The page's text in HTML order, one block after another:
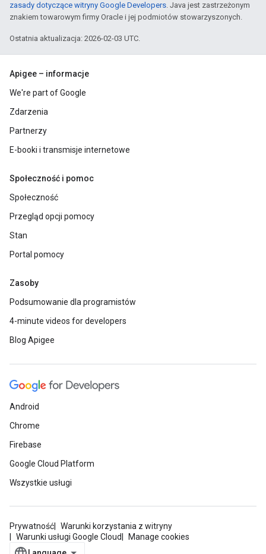
zasady dotyczące witryny Google Developers. Java jest zastrzeżonym
znakiem towarowym firmy Oracle i jej podmiotów stowarzyszonych.
Ostatnia aktualizacja: 2026-02-03 UTC.
Apigee – informacje
We're part of Google
Zdarzenia
Partnerzy
E-booki i transmisje internetowe
Społeczność i pomoc
Społeczność
Przegląd opcji pomocy
Stan
Portal pomocy
Zasoby
Podsumowanie dla programistów
4-minute videos for developers
Blog Apigee
Android
Chrome
Firebase
Google Cloud Platform
Wszystkie usługi
Prywatność
Warunki korzystania z witryny
Warunki usługi Google Cloud
Manage cookies